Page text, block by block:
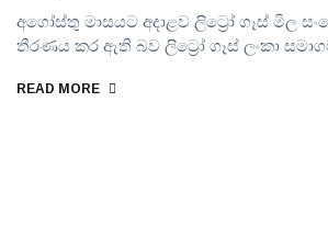
අගෝස්තු මාසයට අදාළව ලිට්‍රෝ ගෑස් මිල
තීරණය කර ඇති බව ලිට්‍රෝ ගෑස් ලංකා
READ MORE